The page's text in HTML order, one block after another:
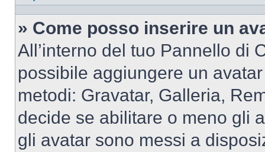
» Come posso inserire un
All’interno del tuo Pannello di
possibile aggiungere un
metodi: Gravatar, Galleria,
decide se abilitare o meno gli
gli avatar sono messi a